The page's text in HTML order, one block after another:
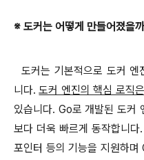
※ 도커는 어떻게 만들어졌을
도커는 기본적으로 도커
니다.도커 엔진의 핵심 로직
있습니다. Go로 개발된 도커
보다 더욱 빠르게 동작합니
포인터 등의 기능을 지원하